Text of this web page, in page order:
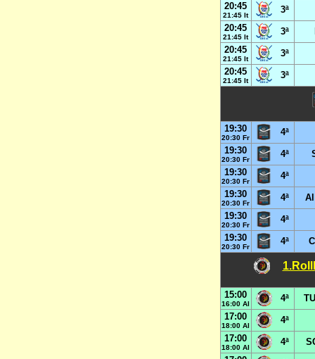
20:45
21:45 It
3ª
20:45
21:45 It
3ª
20:45
21:45 It
3ª
20:45
21:45 It
3ª
19:30
20:30 Fr
4ª
19:30
20:30 Fr
4ª
19:30
20:30 Fr
4ª
19:30
20:30 Fr
4ª
19:30
20:30 Fr
4ª
19:30
20:30 Fr
4ª
15:00
16:00 Al
4ª
17:00
18:00 Al
4ª
17:00
18:00 Al
4ª